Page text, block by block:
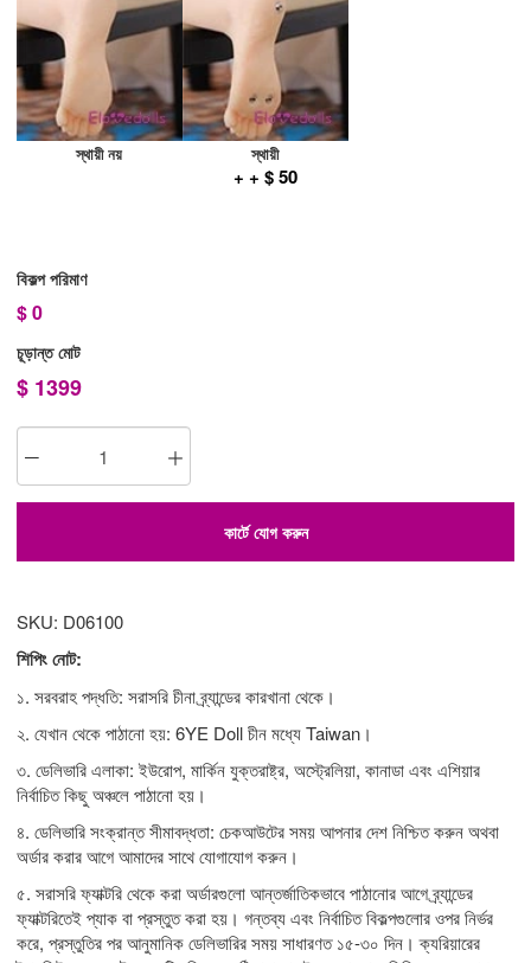
স্থায়ী নয় স্থায়ী
+ + $ 50
বিকল্প পরিমাণ
$0
চূড়ান্ত মোট
$ 1399
কার্টে যোগ করুন
SKU: D06100
শিপিং নোট:
১. সরবরাহ পদ্ধতি: সরাসরি চীনা ব্র্যান্ডের কারখানা থেকে।
২. যেখান থেকে পাঠানো হয়: 6YE Doll চীন মধ্যে Taiwan।
৩. ডেলিভারি এলাকা: ইউরোপ, মার্কিন যুক্তরাষ্ট্র, অস্ট্রেলিয়া, কানাডা এবং এশিয়ার
নির্বাচিত কিছু অঞ্চলে পাঠানো হয়।
৪. ডেলিভারি সংক্রান্ত সীমাবদ্ধতা: চেকআউটের সময় আপনার দেশ নিশ্চিত করুন অথবা
অর্ডার করার আগে আমাদের সাথে যোগাযোগ করুন।
৫. সরাসরি ফ্যাক্টরি থেকে করা অর্ডারগুলো আন্তর্জাতিকভাবে পাঠানোর আগে ব্র্যান্ডের
ফ্যাক্টরিতেই প্যাক বা প্রস্তুত করা হয়। গন্তব্য এবং নির্বাচিত বিকল্পগুলোর ওপর নির্ভর
করে, প্রস্তুতির পর আনুমানিক ডেলিভারির সময় সাধারণত ১৫-৩০ দিন। ক্যরিয়ারের